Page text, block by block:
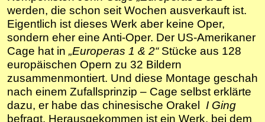
werden, die schon seit Wochen ausverkauft ist.
Eigentlich ist dieses Werk aber keine Oper,
sondern eher eine Anti-Oper. Der US-Amerikaner
Cage hat in „Europeras 1 & 2“Stücke aus 128
europäischen Opern zu 32 Bildern
zusammenmontiert. Und diese Montage geschah
nach einem Zufallsprinzip – Cage selbst erklärte
dazu, er habe das chinesische Orakel I Ging
befragt. Herausgekommen ist ein Werk, bei dem